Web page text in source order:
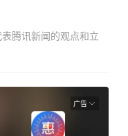
腾讯新闻的观点和立
广告